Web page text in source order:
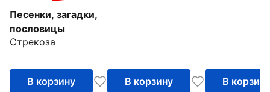
Песенки, загадки,
пословицы
Стрекоза
В корзину В корзину В корзину